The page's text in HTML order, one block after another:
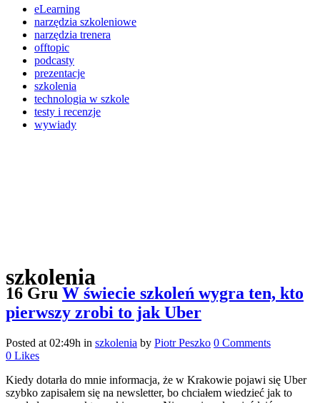
eLearning
narzędzia szkoleniowe
narzędzia trenera
offtopic
podcasty
prezentacje
szkolenia
technologia w szkole
testy i recenzje
wywiady
szkolenia
16 Gru W świecie szkoleń wygra ten, kto
pierwszy zrobi to jak Uber
Posted at 02:49h in szkolenia by Piotr Peszko 0 Comments
0 Likes
Kiedy dotarła do mnie informacja, że w Krakowie pojawi się Uber
szybko zapisałem się na newsletter, bo chciałem wiedzieć jak to